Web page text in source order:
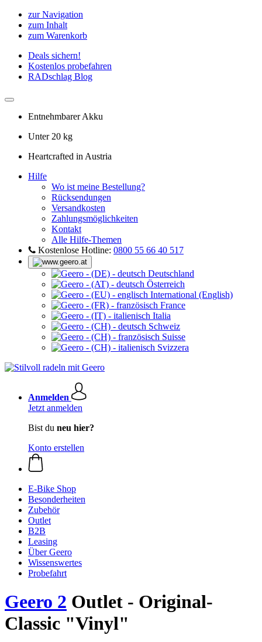
zur Navigation
zum Inhalt
zum Warenkorb
Deals sichern!
Kostenlos probefahren
RADschlag Blog
Entnehmbarer Akku
Unter 20 kg
Heartcrafted in Austria
Hilfe
Wo ist meine Bestellung?
Rücksendungen
Versandkosten
Zahlungsmöglichkeiten
Kontakt
Alle Hilfe-Themen
Kostenlose Hotline: 0800 55 66 40 517
Deutschland
Österreich
International (English)
France
Italia
Schweiz
Suisse
Svizzera
Anmelden
Jetzt anmelden
Bist du neu hier?
Konto erstellen
E-Bike Shop
Besonderheiten
Zubehör
Outlet
B2B
Leasing
Über Geero
Wissenswertes
Probefahrt
Geero 2 Outlet - Original-
Classic "Vinyl"